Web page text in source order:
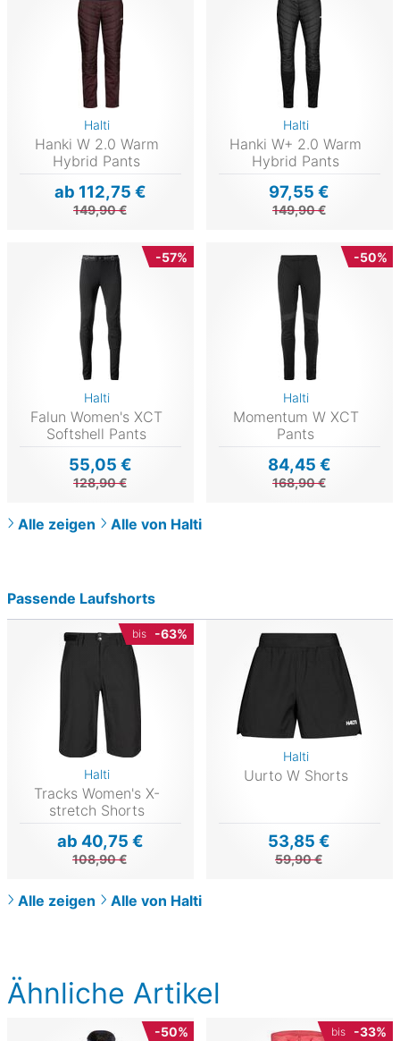
Ähnliche Artikel
-50% bis -33%
Halti
Hanki W 2.0 Warm
Hybrid Pants
ab 112,75 €
149,90 €
Halti
Hanki W+ 2.0 Warm
Hybrid Pants
97,55 €
149,90 €
-57%
Halti
Falun Women's XCT
Softshell Pants
55,05 €
128,90 €
-50%
Halti
Momentum W XCT
Pants
84,45 €
168,90 €
Alle zeigen Alle von Halti
Passende Laufshorts
bis -63%
Halti
Tracks Women's X-
stretch Shorts
ab 40,75 €
108,90 €
Halti
Uurto W Shorts
53,85 €
59,90 €
Alle zeigen Alle von Halti